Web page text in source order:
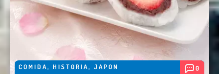
COMIDA, HISTORIA, JAPON 0